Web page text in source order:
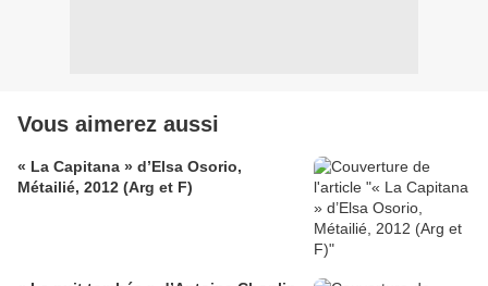
Vous aimerez aussi
« La Capitana » d’Elsa Osorio,
Métailié, 2012 (Arg et F)